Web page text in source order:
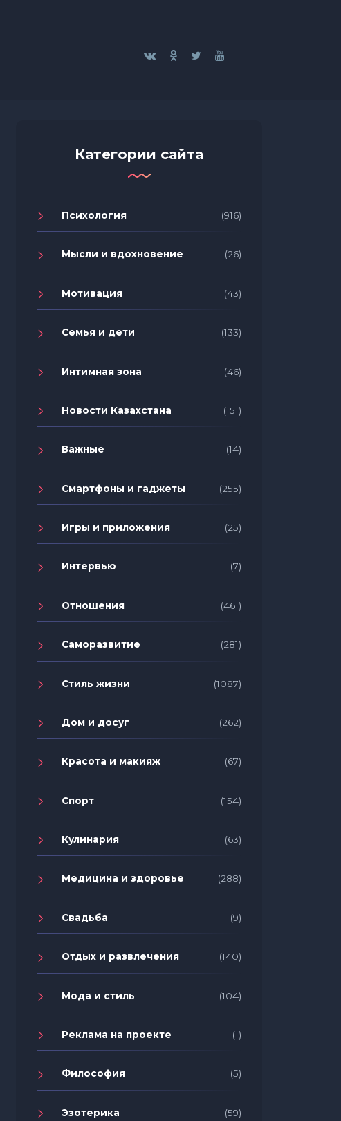
Категории сайта
Психология (916)
Мысли и вдохновение (26)
Мотивация (43)
Семья и дети (133)
Интимная зона (46)
Новости Казахстана (151)
Важные (14)
Смартфоны и гаджеты (255)
Игры и приложения (25)
Интервью (7)
Отношения (461)
Саморазвитие (281)
Стиль жизни (1087)
Дом и досуг (262)
Красота и макияж (67)
Спорт (154)
Кулинария (63)
Медицина и здоровье (288)
Свадьба (9)
Отдых и развлечения (140)
Мода и стиль (104)
Реклама на проекте (1)
Философия (5)
Эзотерика (59)